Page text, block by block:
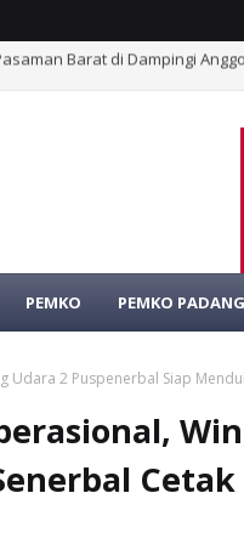
Warga Simpang Timbo
PEMKO PEMKO PADANG
Udara 2 Puspenerbal Siap